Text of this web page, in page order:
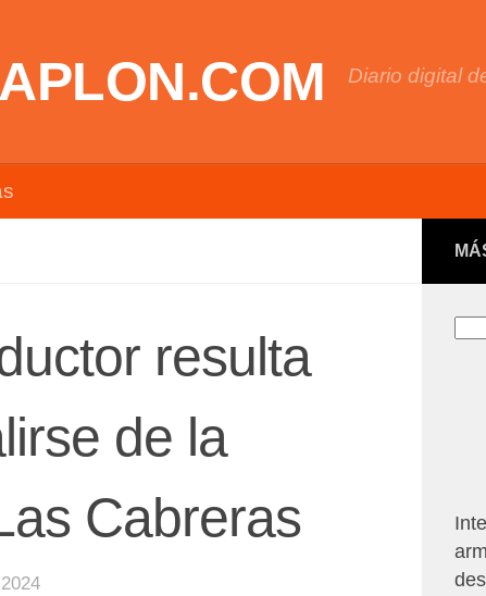
Diario digital
resulta
de la
Cabreras